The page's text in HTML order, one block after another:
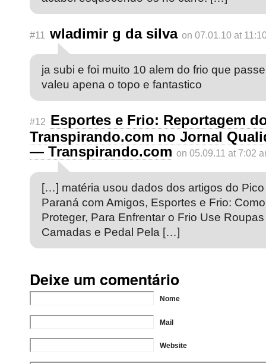
#11 wladimir g da silva on 07.01.10 at
ja subi e foi muito 10 alem do frio que
valeu apena o topo e fantastico
#12 Esportes e Frio: Reportagem
Transpirando.com no Jornal
— Transpirando.com on 05.09.11 at 7:02
[…] matéria usou dados dos artigos do Pico
Paraná com Amigos, Esportes e Frio:
Proteger, Para Enfrentar o Frio Use
Camadas e Pedal Pela […]
Deixe um comentário
Nome
Mail
Website